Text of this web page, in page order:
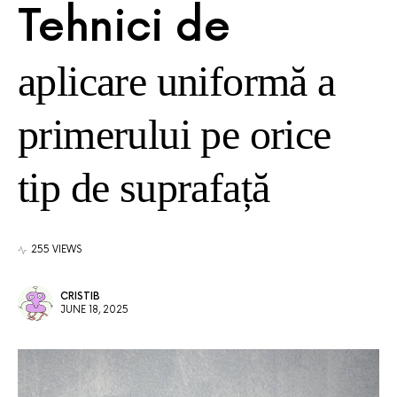
Tehnici de
aplicare uniformă a
primerului pe orice
tip de suprafață
255 VIEWS
CRISTIB
JUNE 18, 2025